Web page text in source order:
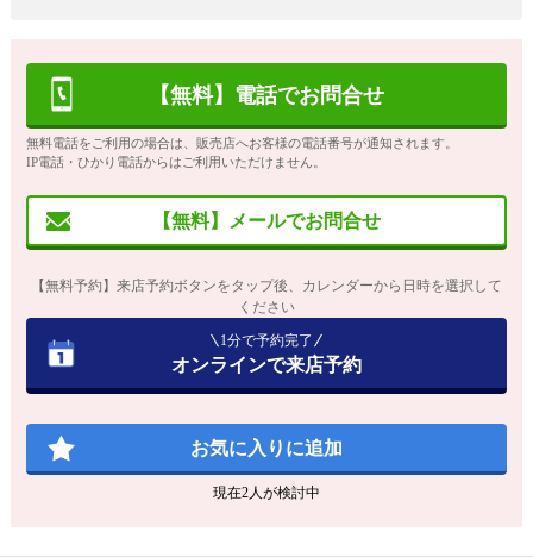
【無料】電話でお問合せ
無料電話をご利用の場合は、販売店へお客様の電話番号が通知されます。
IP電話・ひかり電話からはご利用いただけません。
【無料】メールでお問合せ
【無料予約】来店予約ボタンをタップ後、カレンダーから日時を選択して
ください
1分で予約完了
オンラインで来店予約
お気に入りに追加
現在2人が検討中